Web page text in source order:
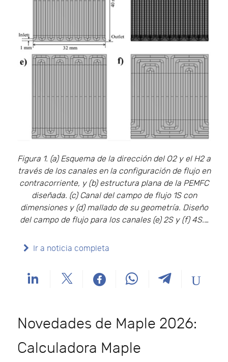
Figura 1. (a) Esquema de la dirección del O2 y el H2 a
través de los canales en la configuración de flujo en
contracorriente, y (b) estructura plana de la PEMFC
diseñada. (c) Canal del campo de flujo 1S con
dimensiones y (d) mallado de su geometría. Diseño
del campo de flujo para los canales (e) 2S y (f) 4S.…
Ir a noticia completa
Novedades de Maple 2026:
Calculadora Maple